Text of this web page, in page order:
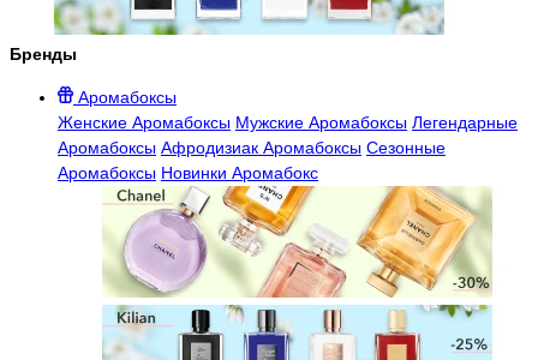
Бренды
Аромабоксы
Женские Аромабоксы Мужские Аромабоксы Легендарные
Аромабоксы Афродизиак Аромабоксы Сезонные
Аромабоксы Новинки Аромабокс